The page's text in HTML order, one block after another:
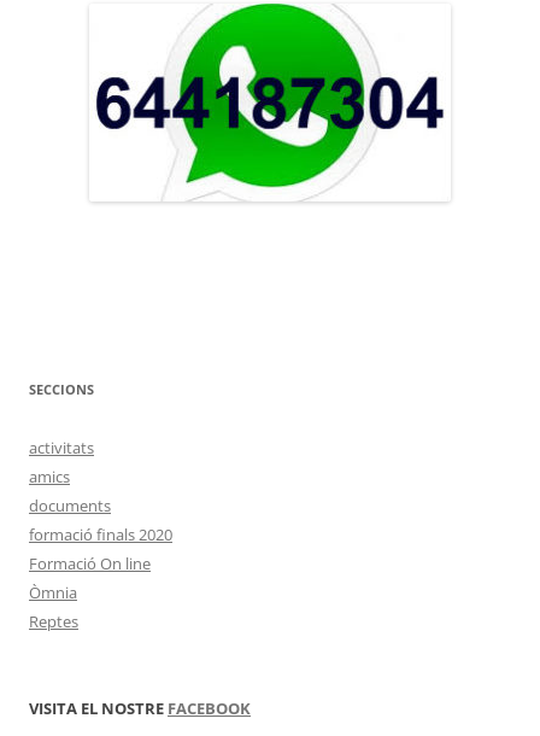
SECCIONS
activitats
amics
documents
formació finals 2020
Formació On line
Òmnia
Reptes
VISITA EL NOSTRE FACEBOOK